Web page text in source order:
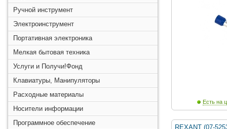
Ручной инструмент
Электроинструмент
Портативная электроника
Мелкая бытовая техника
Услуги и Получи!Фонд
Клавиатуры, Манипуляторы
Расходные материалы
Носители информации
Программное обеспечение
Есть на
REXANT (07-